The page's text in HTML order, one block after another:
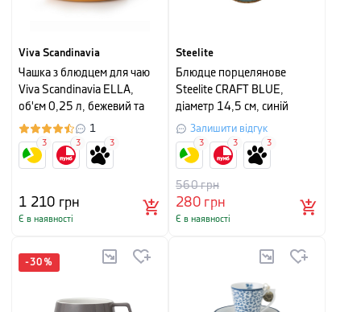
Viva Scandinavia
Чашка з блюдцем для чаю
Viva Scandinavia ELLA,
об'єм 0,25 л, бежевий та
помаранчевий1
1 210 грн
Є в наявності
3 3 3
Steelite
Блюдце порцелянове
Steelite CRAFT BLUE,
діаметр 14,5 см, синій
Залишити відгук
280грн
560грн
Є в наявності
3 3 3
-30 %